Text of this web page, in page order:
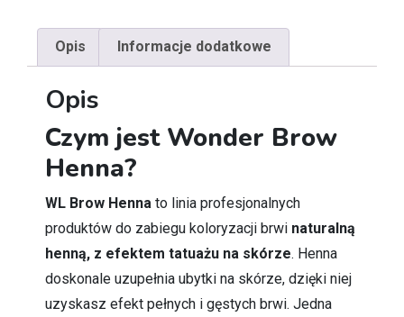
Opis Informacje dodatkowe
Opis
Czym jest Wonder Brow
Henna?
WL Brow Henna to linia profesjonalnych
produktów do zabiegu koloryzacji brwi naturalną
henną, z efektem tatuażu na skórze. Henna
doskonale uzupełnia ubytki na skórze, dzięki niej
uzyskasz efekt pełnych i gęstych brwi. Jedna